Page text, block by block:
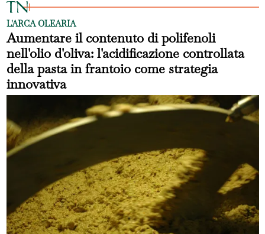
L'ARCA OLEARIA
Aumentare il contenuto di polifenoli
nell'olio d'oliva: l'acidificazione controllata
della pasta in frantoio come strategia
innovativa